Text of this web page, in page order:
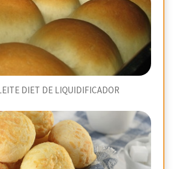
DIET DE LIQUIDIFICADOR